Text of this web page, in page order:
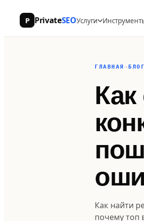
P PrivateSEOУслуги
ГЛАВНАЯ →БЛОГ
Как
Как найти
почему топ